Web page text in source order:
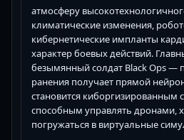
атмосферу
климатические изменения,
кибернетические импланты
характер боевых действий.
безымянный солдат Black Ops —
ранения получает прямой
становится киборгизированным
способным управлять дронами,
погружаться в виртуальные